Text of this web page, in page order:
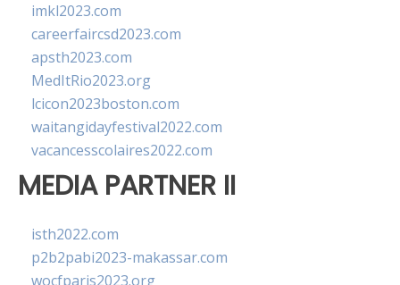
imkl2023.com
careerfaircsd2023.com
apsth2023.com
MedItRio2023.org
lcicon2023boston.com
waitangidayfestival2022.com
vacancesscolaires2022.com
MEDIA PARTNER II
isth2022.com
p2b2pabi2023-makassar.com
wocfparis2023.org